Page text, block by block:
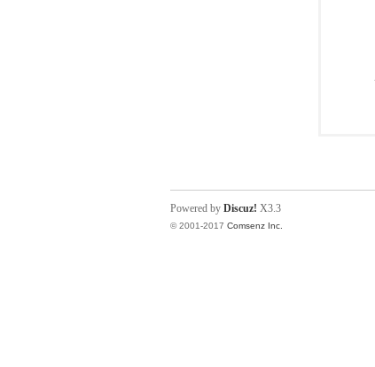
Powered by Discuz! X3.3
© 2001-2017 Comsenz Inc.